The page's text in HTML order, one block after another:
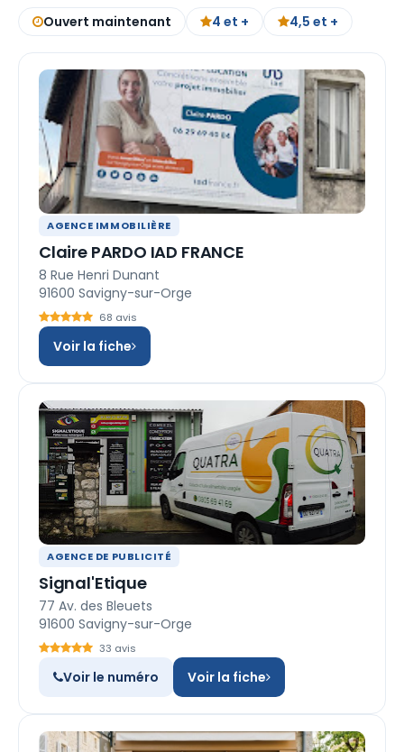
Ouvert maintenant 4 et + 4,5 et +
AGENCE IMMOBILIÈRE
Claire PARDO IAD FRANCE
8 Rue Henri Dunant
91600 Savigny-sur-Orge
68 avis
Voir la fiche
AGENCE DE PUBLICITÉ
Signal'Etique
77 Av. des Bleuets
91600 Savigny-sur-Orge
33 avis
Voir le numéro Voir la fiche